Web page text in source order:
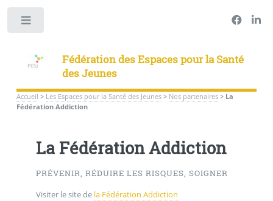
Fédération des Espaces pour la Santé
des Jeunes
Accueil > Les Espaces pour la Santé des Jeunes> Nos partenaires> La
Fédération Addiction
La Fédération Addiction
PRÉVENIR, RÉDUIRE LES RISQUES, SOIGNER
Visiter le site de la Fédération Addiction
Panneau de gestion des cookies